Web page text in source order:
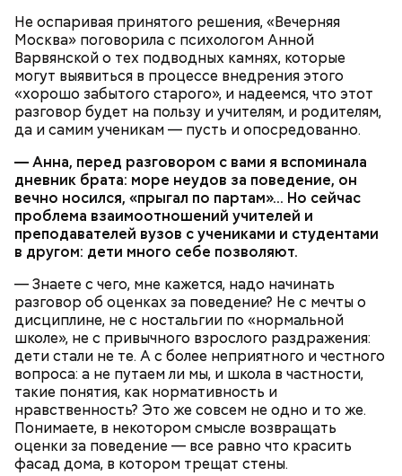
Не оспаривая принятого решения, «Вечерняя
Москва» поговорила с психологом Анной
Варвянской о тех подводных камнях, которые
могут выявиться в процессе внедрения этого
«хорошо забытого старого», и надеемся, что этот
разговор будет на пользу и учителям, и родителям,
да и самим ученикам — пусть и опосредованно.
— Анна, перед разговором с вами я вспоминала
дневник брата: море неудов за поведение, он
вечно носился, «прыгал по партам»… Но сейчас
проблема взаимоотношений учителей и
преподавателей вузов с учениками и студентами
в другом: дети много себе позволяют.
— Знаете с чего, мне кажется, надо начинать
разговор об оценках за поведение? Не с мечты о
дисциплине, не с ностальгии по «нормальной
школе», не с привычного взрослого раздражения:
дети стали не те. А с более неприятного и честного
вопроса: а не путаем ли мы, и школа в частности,
такие понятия, как нормативность и
нравственность? Это же совсем не одно и то же.
Понимаете, в некотором смысле возвращать
оценки за поведение — все равно что красить
фасад дома, в котором трещат стены.